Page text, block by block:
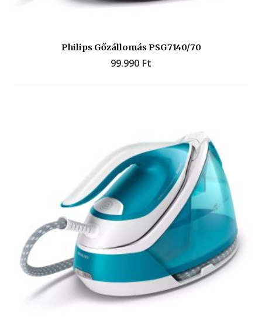
Philips Gőzállomás PSG7140/70
99.990 Ft